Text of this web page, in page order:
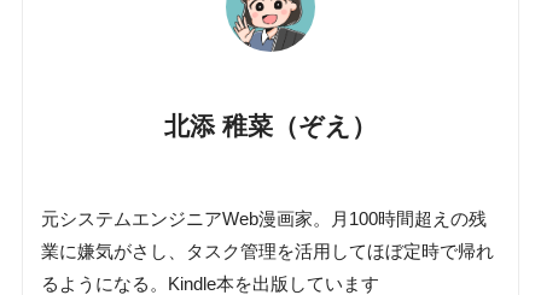
北添 稚菜（ぞえ）
元システムエンジニアWeb漫画家。月100時間超えの残
業に嫌気がさし、タスク管理を活用してほぼ定時で帰れ
るようになる。Kindle本を出版しています